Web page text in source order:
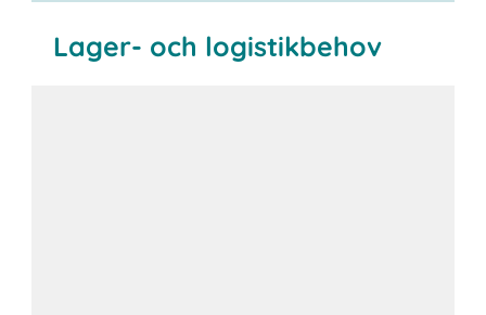
Lager- och logistikbehov